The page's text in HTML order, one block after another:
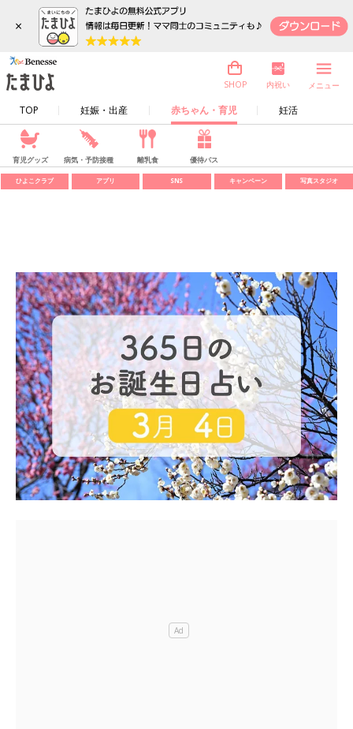
×
TOP 妊娠・出産 赤ちゃん・育児 妊活
SHOP 内祝い メニュー
育児グッズ 病気・予防接種 離乳食 優待パス
ひよこクラブ アプリ SNS キャンペーン 写真スタジオ